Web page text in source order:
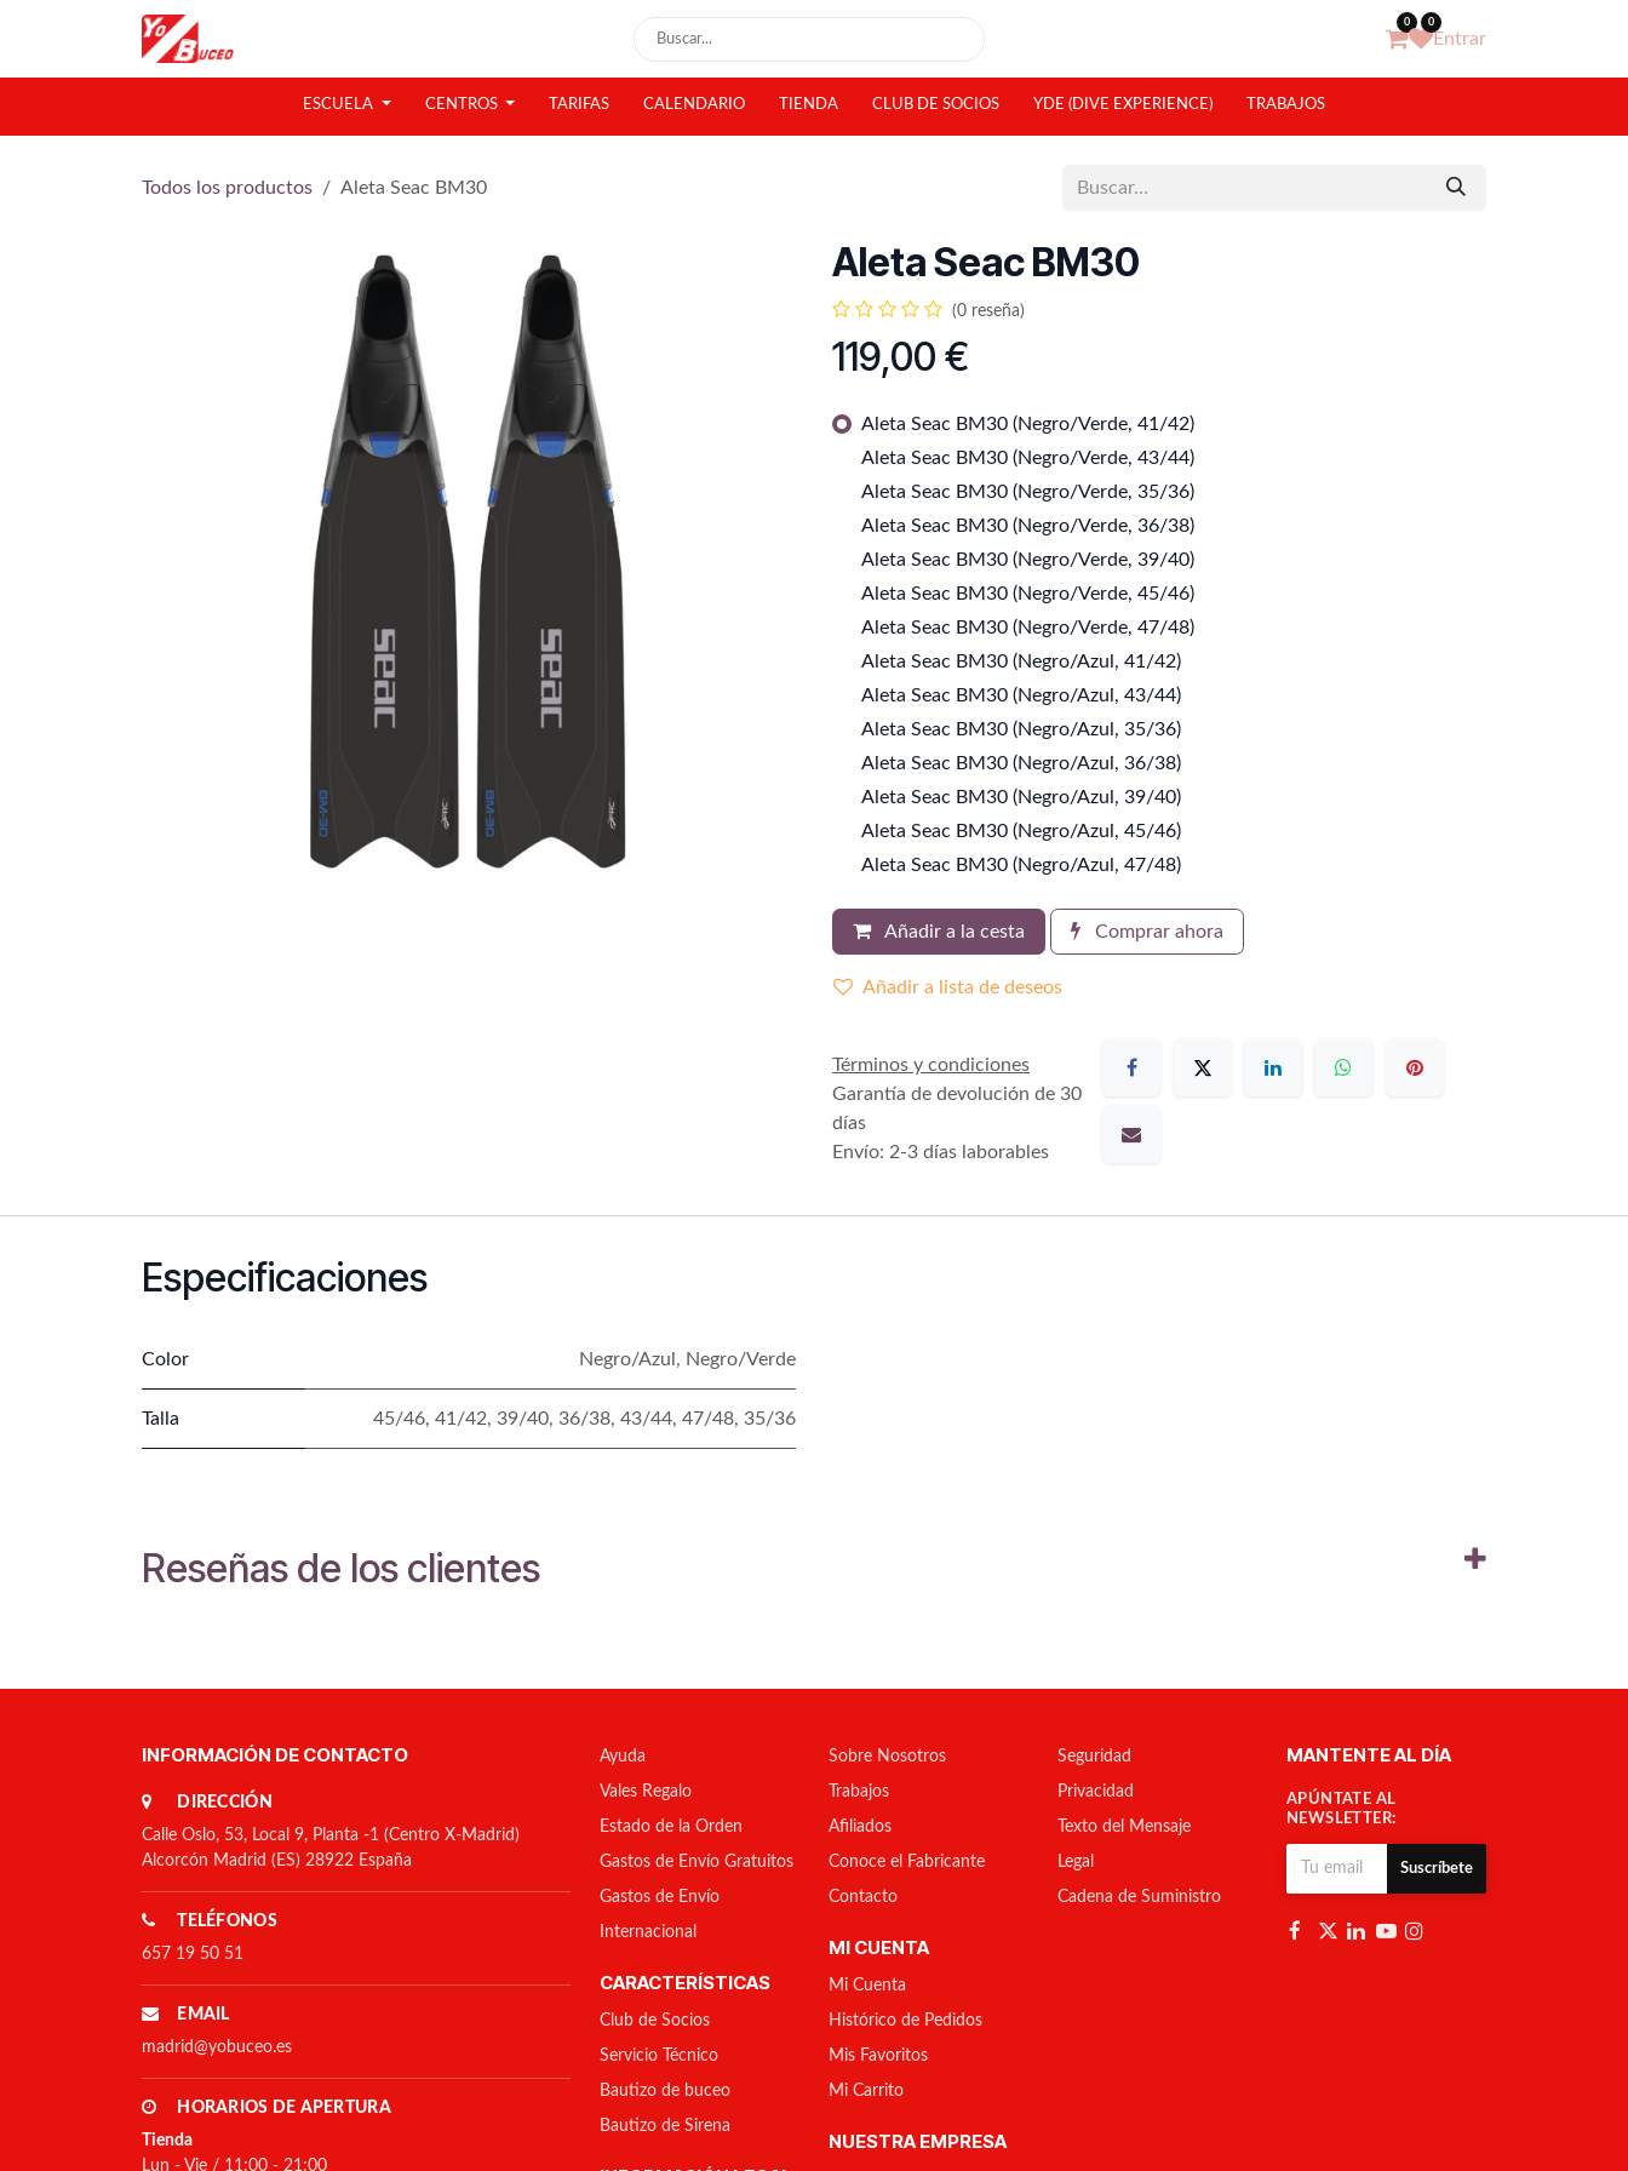
0 0
Entrar
ESCUELA CENTROS TARIFAS CALENDARIO TIENDA CLUB DE SOCIOS YDE (DIVE EXPERIENCE) TRABAJOS
Todos los productos Aleta Seac BM30
Aleta Seac BM30
(0 reseña)
119,00 €
Aleta Seac BM30 (Negro/Verde, 41/42)
Aleta Seac BM30 (Negro/Verde, 43/44)
Aleta Seac BM30 (Negro/Verde, 35/36)
Aleta Seac BM30 (Negro/Verde, 36/38)
Aleta Seac BM30 (Negro/Verde, 39/40)
Aleta Seac BM30 (Negro/Verde, 45/46)
Aleta Seac BM30 (Negro/Verde, 47/48)
Aleta Seac BM30 (Negro/Azul, 41/42)
Aleta Seac BM30 (Negro/Azul, 43/44)
Aleta Seac BM30 (Negro/Azul, 35/36)
Aleta Seac BM30 (Negro/Azul, 36/38)
Aleta Seac BM30 (Negro/Azul, 39/40)
Aleta Seac BM30 (Negro/Azul, 45/46)
Aleta Seac BM30 (Negro/Azul, 47/48)
Añadir a la cesta Comprar ahora
Añadir a lista de deseos
Términos y condiciones
Garantía de devolución de 30
días
Envío: 2-3 días laborables
Especificaciones
Color Negro/Azul , Negro/Verde
Talla 45/46, 41/42, 39/40, 36/38, 43/44, 47/48, 35/36
Reseñas de los clientes
INFORMACIÓN DE CONTACTO
DIRECCIÓN
Calle Oslo, 53, Local 9, Planta -1 (Centro X-Madrid)
Alcorcón Madrid (ES) 28922 España
TELÉFONOS
657 19 50 51
EMAIL
madrid@yobuceo.es
HORARIOS DE APERTURA
Tienda
Lun - Vie / 11:00 - 21:00
Ayuda
Vales Regalo
Estado de la Orden
Gastos de Envío Gratuitos
Gastos de Envío
Internacional
CARACTERÍSTICAS
Club de Socios
Servicio Técnico
Bautizo de buceo
Bautizo de Sirena
Sobre Nosotros
Trabajos
Afiliados
Conoce el Fabricante
Contacto
MI CUENTA
Mi Cuenta
Histórico de Pedidos
Mis Favoritos
Mi Carrito
NUESTRA EMPRESA
Seguridad
Privacidad
Texto del Mensaje
Legal
Cadena de Suministro
MANTENTE AL DÍA
APÚNTATE AL
NEWSLETTER:
Suscríbete